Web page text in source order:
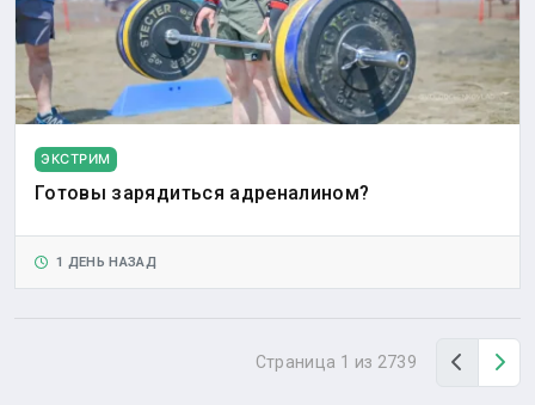
ЭКСТРИМ
Готовы зарядиться адреналином?
1 ДЕНЬ НАЗАД
Страница 1 из 2739 Назад